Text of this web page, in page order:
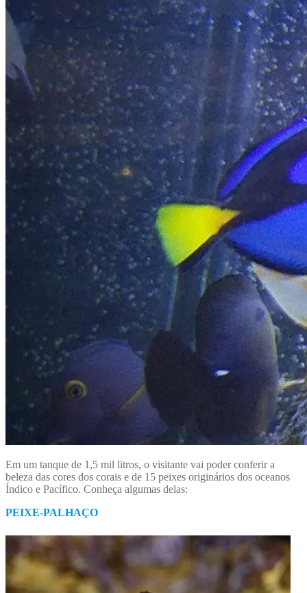
Em um tanque de 1,5 mil litros, o visitante vai poder conferir a
beleza das cores dos corais e de 15 peixes originários dos oceanos
Índico e Pacífico. Conheça algumas delas:
PEIXE-PALHAÇO